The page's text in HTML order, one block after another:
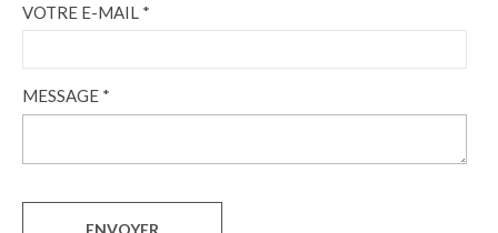
VOTRE E-MAIL *
MESSAGE *